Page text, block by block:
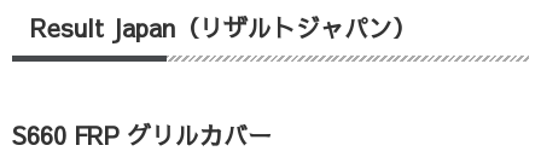
Result Japan（リザルトジャパン）
S660 FRP グリルカバー